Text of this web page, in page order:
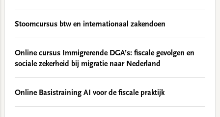
Stoomcursus btw en internationaal zakendoen
Online cursus Immigrerende DGA’s: fiscale gevolgen en
sociale zekerheid bij migratie naar Nederland
Online Basistraining AI voor de fiscale praktijk